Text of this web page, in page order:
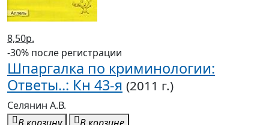
8,50р.
-30% после регистрации
Шпаргалка по криминологии:
Ответы..: Кн 43-я (2011 г.)
Селянин А.В.